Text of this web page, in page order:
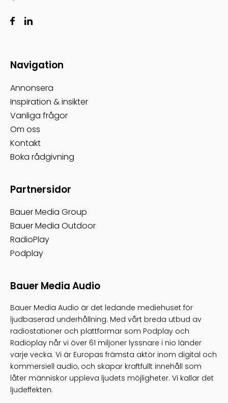
Navigation
Annonsera
Inspiration & insikter
Vanliga frågor
Om oss
Kontakt
Boka rådgivning
Partnersidor
Bauer Media Group
Bauer Media Outdoor
RadioPlay
Podplay
Bauer Media Audio
Bauer Media Audio är det ledande mediehuset för
ljudbaserad underhållning. Med vårt breda utbud av
radiostationer och plattformar som Podplay och
Radioplay når vi över 61 miljoner lyssnare i nio länder
varje vecka. Vi är Europas främsta aktör inom digital och
kommersiell audio, och skapar kraftfullt innehåll som
låter människor uppleva ljudets möjligheter. Vi kallar det
ljudeffekten.